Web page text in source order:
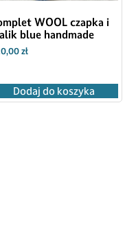
WOOL czapka i
blue handmade
zł
Dodaj do koszyka